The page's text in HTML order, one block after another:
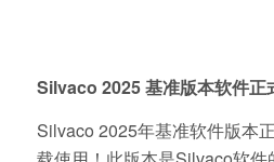
Silvaco 2025 基准版本软件正
Silvaco 2025年基准软件版本